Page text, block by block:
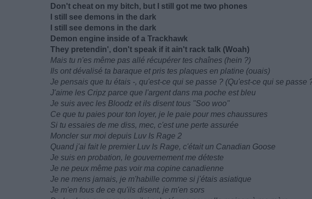
Don't cheat on my bitch, but I still got me two phones
I still see demons in the dark
I still see demons in the dark
Demon engine inside of a Trackhawk
They pretendin', don't speak if it ain't rack talk (Woah)
Mais tu n'es même pas allé récupérer tes chaînes (hein ?)
Ils ont dévalisé ta baraque et pris tes plaques en platine (ouais)
Je pensais que tu étais -, qu'est-ce qui se passe ? (Qu'est-ce qui se passe
J'aime les Cripz parce que l'argent dans ma poche est bleu
Je suis avec les Bloodz et ils disent tous "Soo woo"
Ce que tu paies pour ton loyer, je le paie pour mes chaussures
Si tu essaies de me diss, mec, c'est une perte assurée
Moncler sur moi depuis Luv Is Rage 2
Quand j'ai fait le premier Luv Is Rage, c'était un Canadian Goose
Je suis en probation, le gouvernement me déteste
Je ne peux même pas voir ma copine canadienne
Je ne mens jamais, je m'habille comme si j'étais asiatique
Je m'en fous de ce qu'ils disent, je m'en sors